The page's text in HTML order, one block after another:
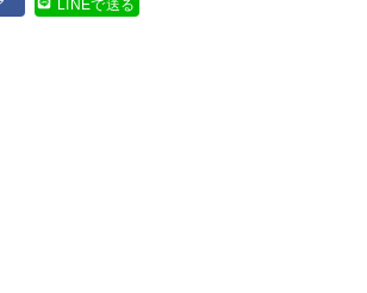
LINEで送る